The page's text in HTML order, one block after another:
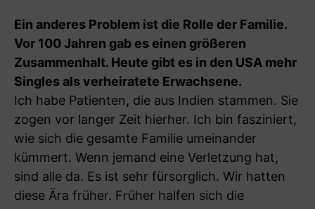
Ein anderes Problem ist die Rolle der Familie.
Vor 100 Jahren gab es einen größeren
Zusammenhalt. Heute gibt es in den USA mehr
Singles als verheiratete Erwachsene.
Ich habe Patienten, die aus Indien stammen. Sie
zogen vor langer Zeit hierher. Ich bin fasziniert,
wie sich die gesamte Familie umeinander
kümmert. Wenn jemand eine Verletzung hat,
sind alle da. Es ist sehr fürsorglich. Wir hatten
diese Ära früher. Früher halfen sich die